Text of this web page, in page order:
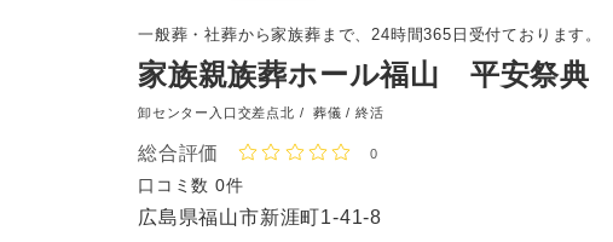
一般葬・社葬から家族葬まで、24時間365日受付ております。
家族親族葬ホール福山 平安祭典
卸センター入口交差点北 / 葬儀 / 終活
総合評価 0
口コミ数 0件
広島県福山市新涯町1-41-8